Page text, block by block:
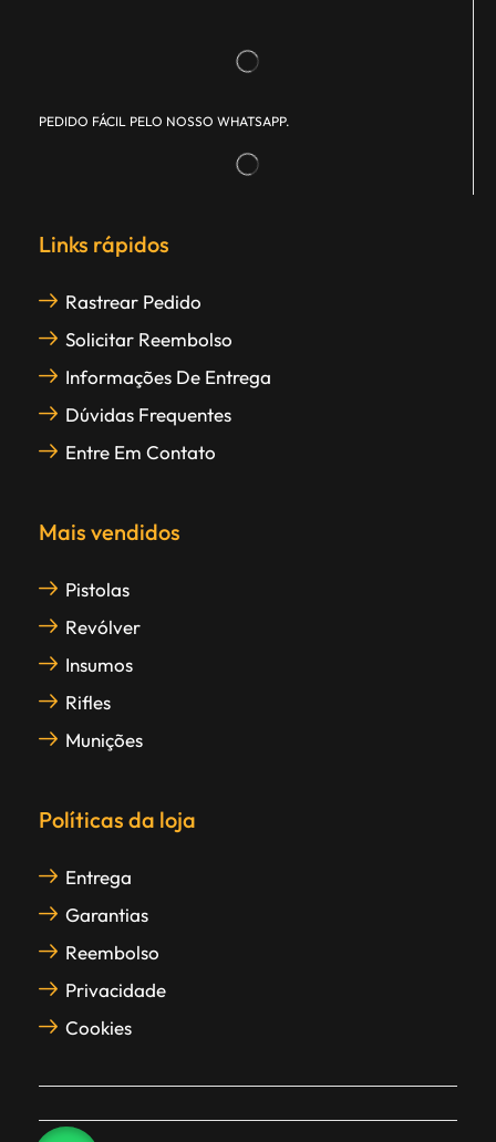
PEDIDO FÁCIL PELO NOSSO WHATSAPP.
Links rápidos
Rastrear Pedido
Solicitar Reembolso
Informações De Entrega
Dúvidas Frequentes
Entre Em Contato
Mais vendidos
Pistolas
Revólver
Insumos
Rifles
Munições
Políticas da loja
Entrega
Garantias
Reembolso
Privacidade
Cookies